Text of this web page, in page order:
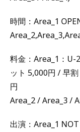
時間：Area_1
料金：Area_1：U-
ット 5,000円 / 早
円
Area_2 / Area_3 /
出演：Area_1